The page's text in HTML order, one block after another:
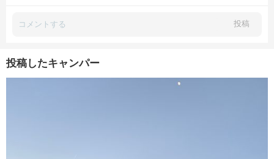
投稿
投稿したキャンパー